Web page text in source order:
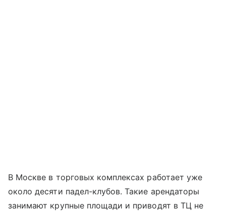
В Москве в торговых комплексах работает уже
около десяти падел-клубов. Такие арендаторы
занимают крупные площади и приводят в ТЦ не